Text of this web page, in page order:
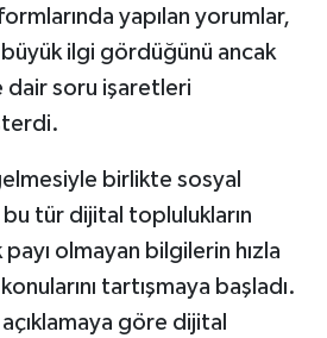
yapılan yorumlar,
büyük ilgi gördüğünü ancak
dair soru işaretleri
birlikte sosyal
bu tür dijital toplulukların
olmayan bilgilerin hızla
tartışmaya başladı.
açıklamaya göre dijital